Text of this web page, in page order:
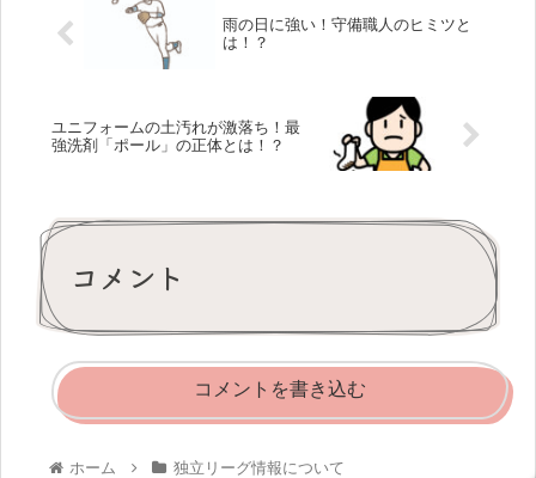
雨の日に強い！守備職人のヒミツと
は！？
ユニフォームの土汚れが激落ち！最
強洗剤「ポール」の正体とは！？
コメント
コメントを書き込む
ホーム 独立リーグ情報について